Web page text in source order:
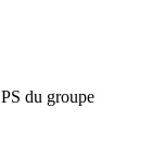
du groupe